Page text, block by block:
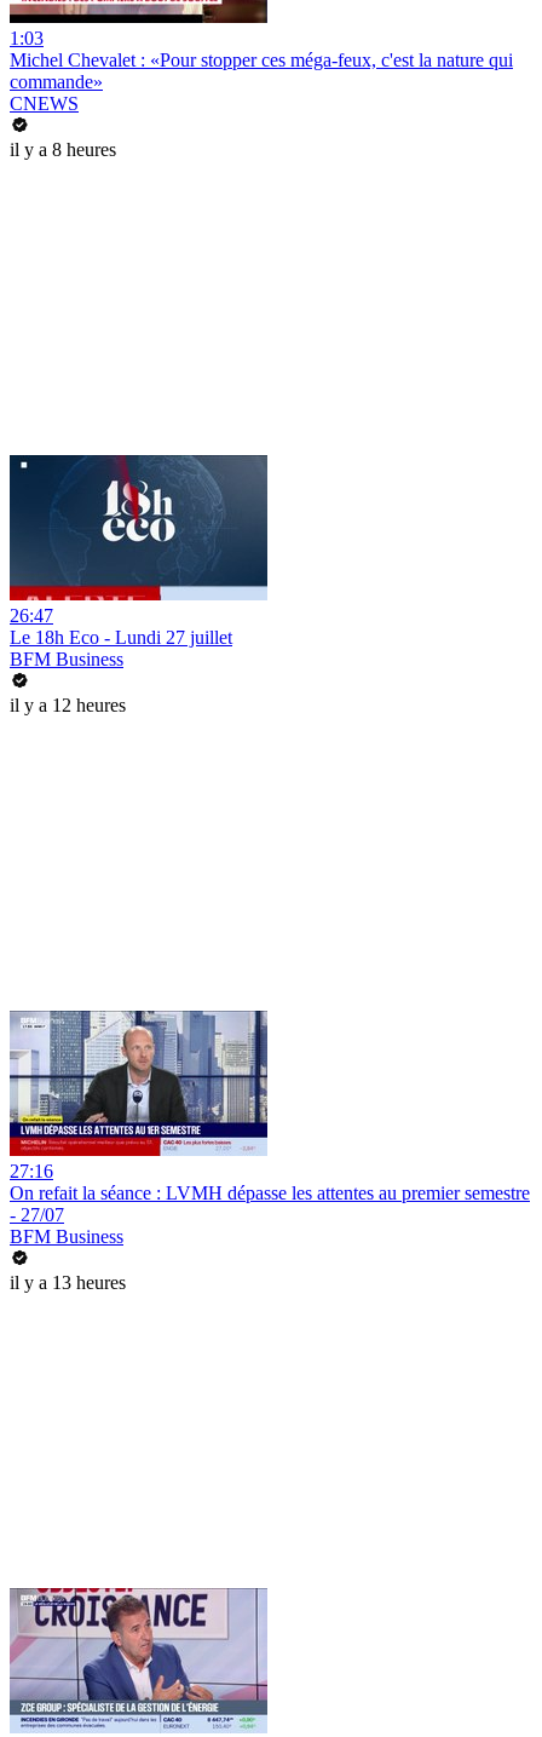
1:03
Michel Chevalet : «Pour stopper ces méga-feux, c'est la nature qui
commande»
CNEWS
il y a 8 heures
26:47
Le 18h Eco - Lundi 27 juillet
BFM Business
il y a 12 heures
27:16
On refait la séance : LVMH dépasse les attentes au premier semestre
- 27/07
BFM Business
il y a 13 heures